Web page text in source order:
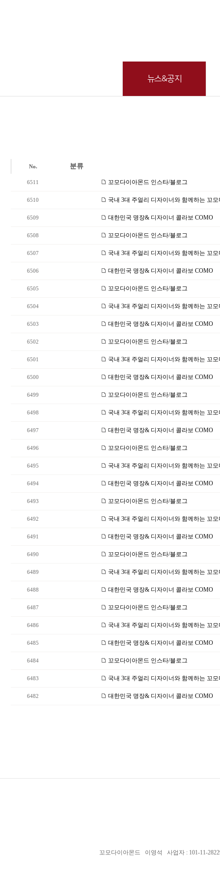
뉴스&공지
No. 분류
6511 꼬모다이아몬드 인스타/블로그
6510 국내 3대 주얼리 디자이너와 함께하는 꼬
6509 대한민국 명장& 디자이너 콜라보 COMO
6508 꼬모다이아몬드 인스타/블로그
6507 국내 3대 주얼리 디자이너와 함께하는 꼬
6506 대한민국 명장& 디자이너 콜라보 COMO
6505 꼬모다이아몬드 인스타/블로그
6504 국내 3대 주얼리 디자이너와 함께하는 꼬
6503 대한민국 명장& 디자이너 콜라보 COMO
6502 꼬모다이아몬드 인스타/블로그
6501 국내 3대 주얼리 디자이너와 함께하는 꼬
6500 대한민국 명장& 디자이너 콜라보 COMO
6499 꼬모다이아몬드 인스타/블로그
6498 국내 3대 주얼리 디자이너와 함께하는 꼬
6497 대한민국 명장& 디자이너 콜라보 COMO
6496 꼬모다이아몬드 인스타/블로그
6495 국내 3대 주얼리 디자이너와 함께하는 꼬
6494 대한민국 명장& 디자이너 콜라보 COMO
6493 꼬모다이아몬드 인스타/블로그
6492 국내 3대 주얼리 디자이너와 함께하는 꼬
6491 대한민국 명장& 디자이너 콜라보 COMO
6490 꼬모다이아몬드 인스타/블로그
6489 국내 3대 주얼리 디자이너와 함께하는 꼬
6488 대한민국 명장& 디자이너 콜라보 COMO
6487 꼬모다이아몬드 인스타/블로그
6486 국내 3대 주얼리 디자이너와 함께하는 꼬
6485 대한민국 명장& 디자이너 콜라보 COMO
6484 꼬모다이아몬드 인스타/블로그
6483 국내 3대 주얼리 디자이너와 함께하는 꼬
6482 대한민국 명장& 디자이너 콜라보 COMO
꼬모다이아몬드 이영석 사업자 : 101-11-